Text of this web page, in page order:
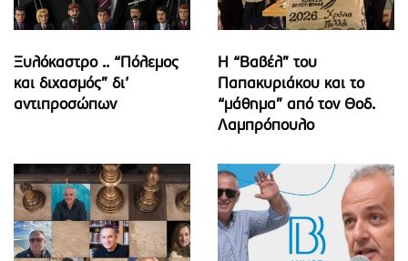
Ξυλόκαστρο .. “Πόλεμος
και διχασμός” δι’
αντιπροσώπων
Η “Βαβέλ” του
Παπακυριάκου και το
“μάθημα” από τον Θοδ.
Λαμπρόπουλο